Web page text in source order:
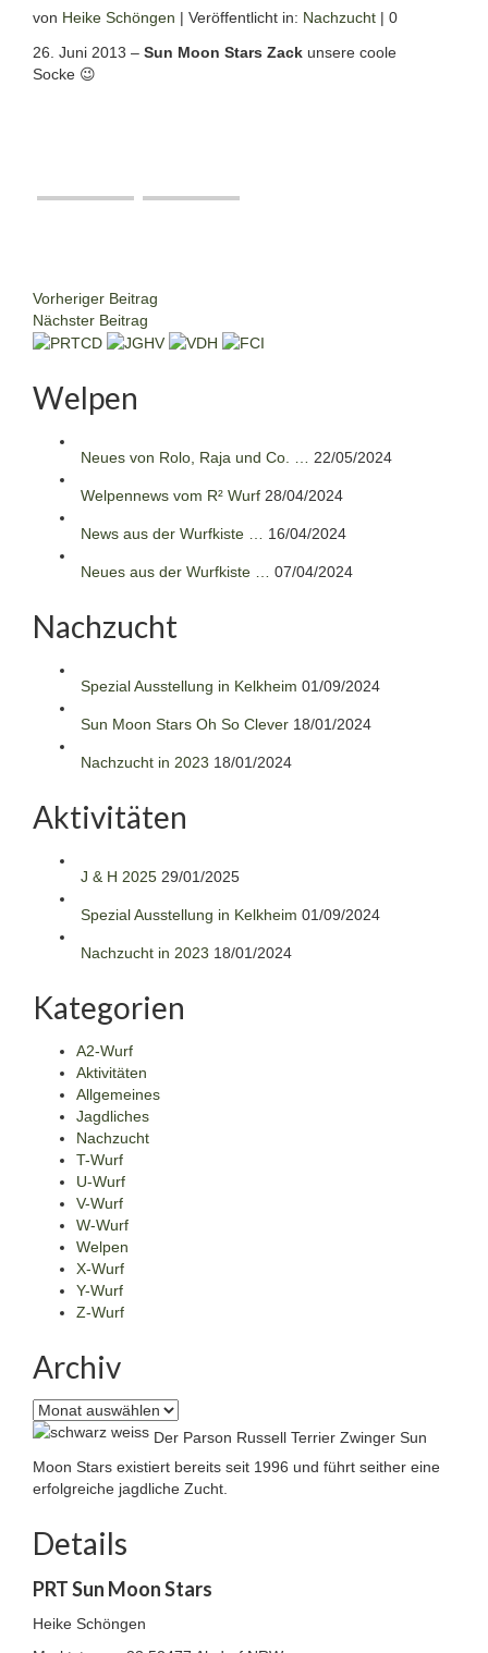
von Heike Schöngen | Veröffentlicht in: Nachzucht | 0
26. Juni 2013 – Sun Moon Stars Zack unsere coole
Socke 😉
Vorheriger Beitrag
Nächster Beitrag
Welpen
Neues von Rolo, Raja und Co. … 22/05/2024
Welpennews vom R² Wurf 28/04/2024
News aus der Wurfkiste … 16/04/2024
Neues aus der Wurfkiste … 07/04/2024
Nachzucht
Spezial Ausstellung in Kelkheim 01/09/2024
Sun Moon Stars Oh So Clever 18/01/2024
Nachzucht in 2023 18/01/2024
Aktivitäten
J & H 2025 29/01/2025
Spezial Ausstellung in Kelkheim 01/09/2024
Nachzucht in 2023 18/01/2024
Kategorien
A2-Wurf
Aktivitäten
Allgemeines
Jagdliches
Nachzucht
T-Wurf
U-Wurf
V-Wurf
W-Wurf
Welpen
X-Wurf
Y-Wurf
Z-Wurf
Archiv
Archiv
Der Parson Russell Terrier Zwinger Sun
Moon Stars existiert bereits seit 1996 und führt seither eine
erfolgreiche jagdliche Zucht.
Details
PRT Sun Moon Stars
Heike Schöngen